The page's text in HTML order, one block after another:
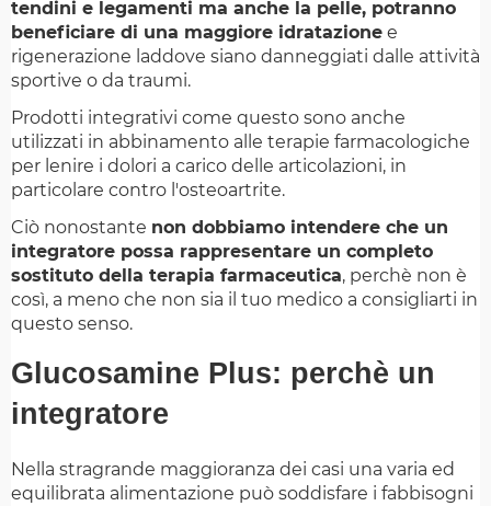
tendini e legamenti ma anche la pelle, potranno
beneficiare di una maggiore idratazione e
rigenerazione laddove siano danneggiati dalle attività
sportive o da traumi.
Prodotti integrativi come questo sono anche
utilizzati in abbinamento alle terapie farmacologiche
per lenire i dolori a carico delle articolazioni, in
particolare contro l'osteoartrite.
Ciò nonostante non dobbiamo intendere che un
integratore possa rappresentare un completo
sostituto della terapia farmaceutica, perchè non è
così, a meno che non sia il tuo medico a consigliarti in
questo senso.
Glucosamine Plus: perchè un
integratore
Nella stragrande maggioranza dei casi una varia ed
equilibrata alimentazione può soddisfare i fabbisogni